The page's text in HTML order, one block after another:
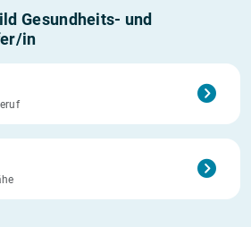
Gesundheits- und
in